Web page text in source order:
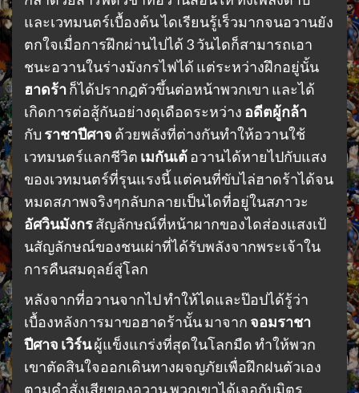
และเวทมนตร์เบื้องต้น ไดเรียนรู้เร็วมากจนอวานยัง
ตกใจเมื่อการฝึกผ่านไปได้ 3 วันไดก็สามารถเอา
ชนะอวานในร่างมังกรไฟได้ แต่ระหว่างฝึกอยู่นั้น
ฮาดร้าก็ได้ปรากฎตัวขึ้นต่อหน้าพวกเขา และได้
เกิดการต่อสู้กันอย่างดุเดือดระหว่าง อดีตผู้กล้า
กับราชาปีศาจ ด้วยพลังที่ต่างกันทำให้อวานใช้
เวทมนตร์แลกชีวิต เมกันเต้อวานได้หายไปกับแสง
ของเวทมนตร์ที่รุนแรงนี้ แต่คนที่ขับไล่ฮาดร้าได้จน
หมดสภาพจริงๆกลับกลายเป็นไดที่อยู่ในสภาวะ
อัศวินมังกรสัญลักษณ์ที่หน้าผากของไดส่องแสงเป้
นสัญลักษณ์ของชนเผ่าที่ได้รับพลังจากพระเจ้าใน
การคืนสมดุลย์สู่โลก
หลังจากที่อวานจากไป ทำให้ไดและป๊อปได้รู้ว่า
เบื้องหลังการมาขอฮาดร้านั้น มาจาก จอมราชา
ปีศาจ เวิร์นผู้แข็งแกร่งที่สุดในโลกมืด ทำให้พวก
เขาตัดสินใจออกเดินทางผจญภัยเพื่อฝึกฝนตัวเอง
ตามคำสั่งเสียของอวาน พวกเขาได้เจอกับมิตร